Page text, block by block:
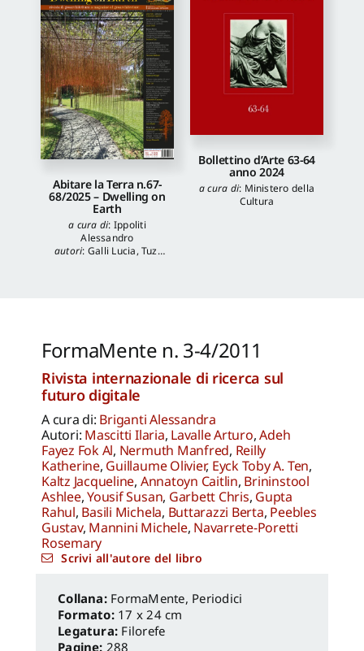
Abitare la Terra n.67-
68/2025 – Dwelling on
Earth
a cura di: Ippoliti
Alessandro
autori: Galli Lucia,Tuzi
Bollettino d’Arte 63-64
anno 2024
a cura di: Ministero della
Cultura
FormaMente n. 3-4/2011
Rivista internazionale di ricerca sul
futuro digitale
A cura di: Briganti Alessandra
Autori: Mascitti Ilaria, Lavalle Arturo,Adeh
Fayez Fok Al, Nermuth Manfred, Reilly
Katherine, Guillaume Olivier, Eyck Toby A. Ten,
Kaltz Jacqueline, Annatoyn Caitlin, Brininstool
Ashlee,Yousif Susan, Garbett Chris, Gupta
Rahul, Basili Michela, Buttarazzi Berta, Peebles
Gustav, Mannini Michele, Navarrete-Poretti
Rosemary
Scrivi all'autore del libro
FormaMente, Periodici
Formato: 17 x 24 cm
Legatura: Filorefe
Pagine: 288